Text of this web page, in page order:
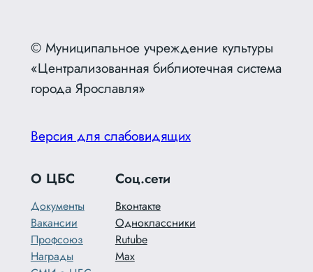
© Муниципальное учреждение культуры
«Централизованная библиотечная система
города Ярославля»
Версия для слабовидящих
О ЦБС
Документы
Вакансии
Профсоюз
Награды
Соц.сети
Вконтакте
Одноклассники
Rutube
Max